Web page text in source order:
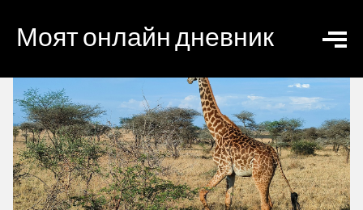
Моят онлайн дневник